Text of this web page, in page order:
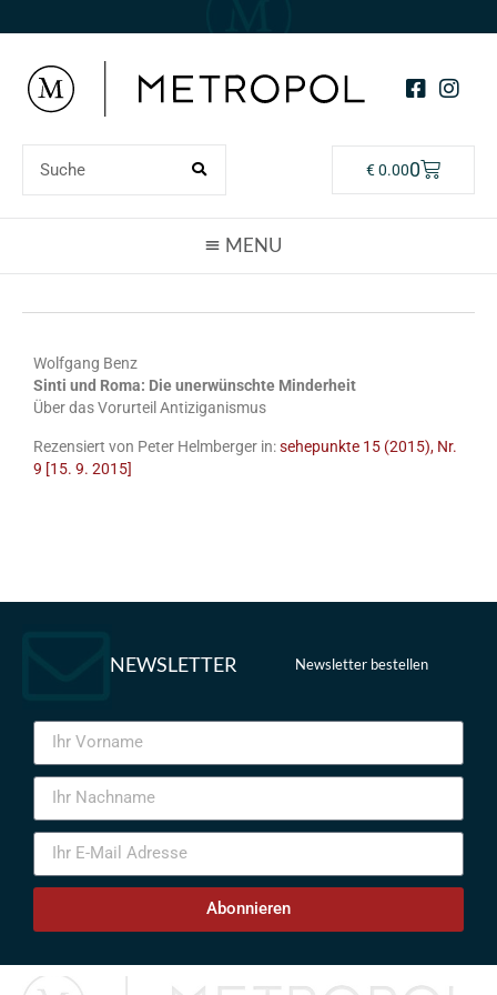
€0.000
Wolfgang Benz
Sinti und Roma: Die unerwünschte Minderheit
Über das Vorurteil Antiziganismus
Rezensiert von Peter Helmberger in:sehepunkte 15 (2015), Nr.
9 [15. 9. 2015]
NEWSLETTER Newsletter bestellen
Abonnieren